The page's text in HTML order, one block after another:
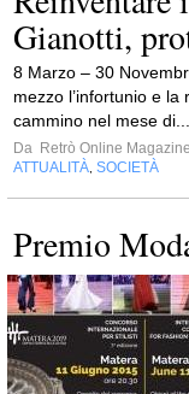
Gianotti,
8 Marzo – 30
mezzo l’infortunio e
cammino nel mese di...
Da Retrò Online Magazine
ATTUALITÀ SOCIETÀ
Premio